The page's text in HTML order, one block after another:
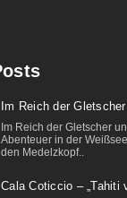
Im Reich der Gletscher
Im Reich der Gletscher
Abenteuer in der
den Medelzkopf..
Cala Coticcio – „Tahiti